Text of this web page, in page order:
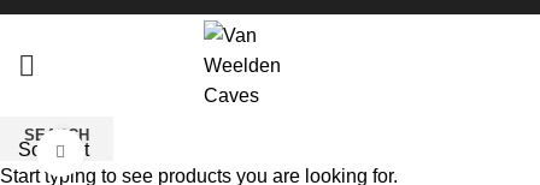
Sold outClick to enlarge
SEARCH
Start typing to see products you are looking for.